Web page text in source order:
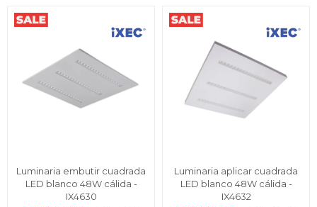
Luminaria embutir cuadrada
LED blanco 48W cálida -
IX4630
Luminaria aplicar cuadrada
LED blanco 48W cálida -
IX4632